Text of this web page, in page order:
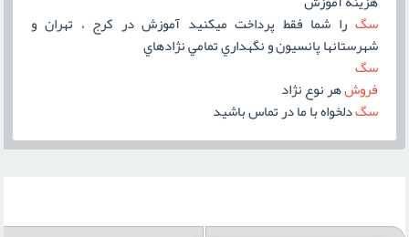
سگ را شما فقط پرداخت ميکنيد آموزش در کرج ، تهران و
شهرستانها پانسيون و نگهداري تمامي نژادهاي
سگ
فروشهر نوع نژاد
سگدلخواه با ما در تماس باشيد